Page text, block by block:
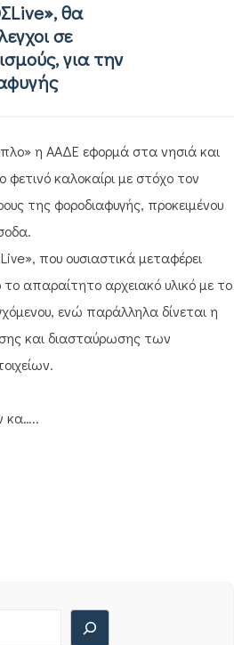
θα
σε
για την
η ΑΑΔΕ εφορμά στα νησιά και
φετινό καλοκαίρι με στόχο τον
της φοροδιαφυγής, προκειμένου
που ουσιαστικά μεταφέρει
απαραίτητο αρχειακό υλικό με το
ενώ παράλληλα δίνεται η
και διασταύρωσης των
κα…..